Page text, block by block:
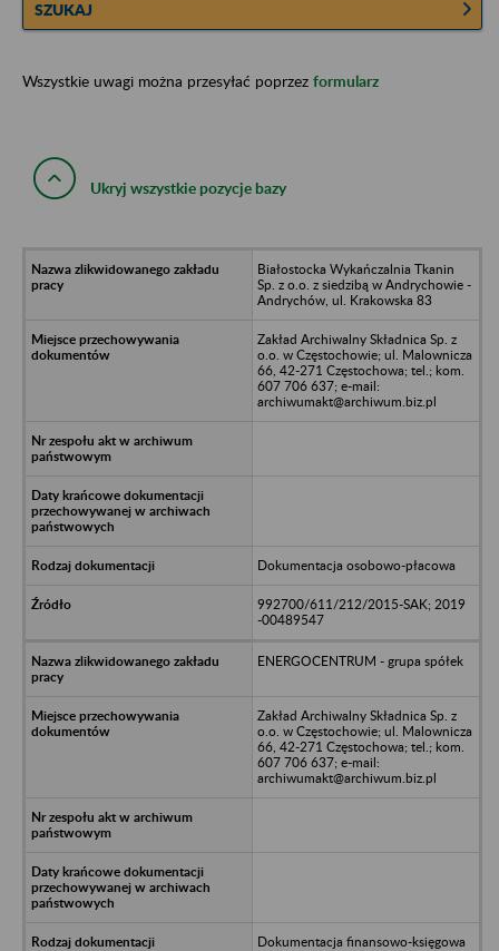
SZUKAJ
Wszystkie uwagi można przesyłać poprzez formularz
Ukryj wszystkie pozycje bazy
Białostocka Wykańczalnia Tkanin
Sp. z o.o. z siedzibą w Andrychowie -
Andrychów, ul. Krakowska 83
Zakład Archiwalny Składnica Sp. z
o.o. w Częstochowie; ul. Malownicza
66, 42-271 Częstochowa; tel.; kom.
607 706 637; e-mail:
archiwumakt@archiwum.biz.pl
Dokumentacja osobowo-płacowa
992700/611/212/2015-SAK; 2019
-00489547
ENERGOCENTRUM - grupa spółek
Zakład Archiwalny Składnica Sp. z
o.o. w Częstochowie; ul. Malownicza
66, 42-271 Częstochowa; tel.; kom.
607 706 637; e-mail:
archiwumakt@archiwum.biz.pl
Dokumentacja finansowo-księgowa